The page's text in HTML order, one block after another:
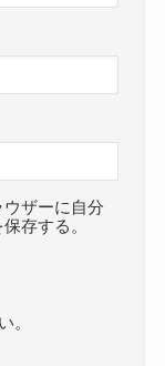
ザーに自分
存する。
。